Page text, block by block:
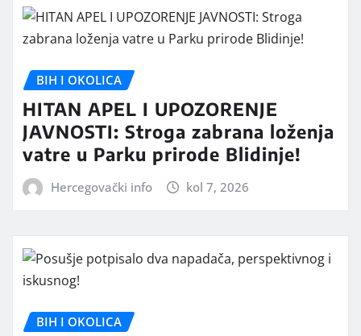
BIH I OKOLICA
HITAN APEL I UPOZORENJE
JAVNOSTI: Stroga zabrana loženja
vatre u Parku prirode Blidinje!
Hercegovački info kol 7, 2026
BIH I OKOLICA